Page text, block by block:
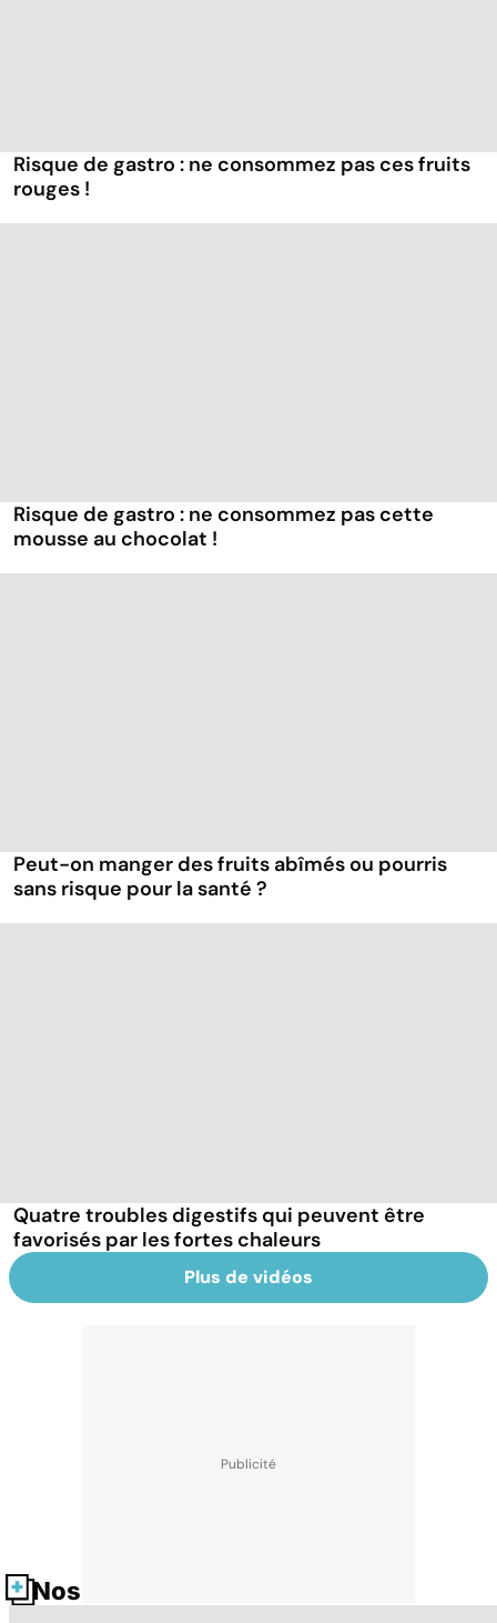
Risque de gastro : ne consommez pas ces fruits
rouges !
Risque de gastro : ne consommez pas cette
mousse au chocolat !
Peut-on manger des fruits abîmés ou pourris
sans risque pour la santé ?
Quatre troubles digestifs qui peuvent être
favorisés par les fortes chaleurs
Plus de vidéos
Nos fiches santé